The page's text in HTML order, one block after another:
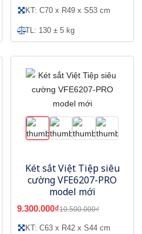
KT: C70 x R49 x S53 cm
TL: 130 ± 5 kg
Két sắt Việt Tiệp siêu
cường VFE6207-PRO
model mới
9.300.000₫10.500.000₫
KT: C63 x R42 x S44 cm